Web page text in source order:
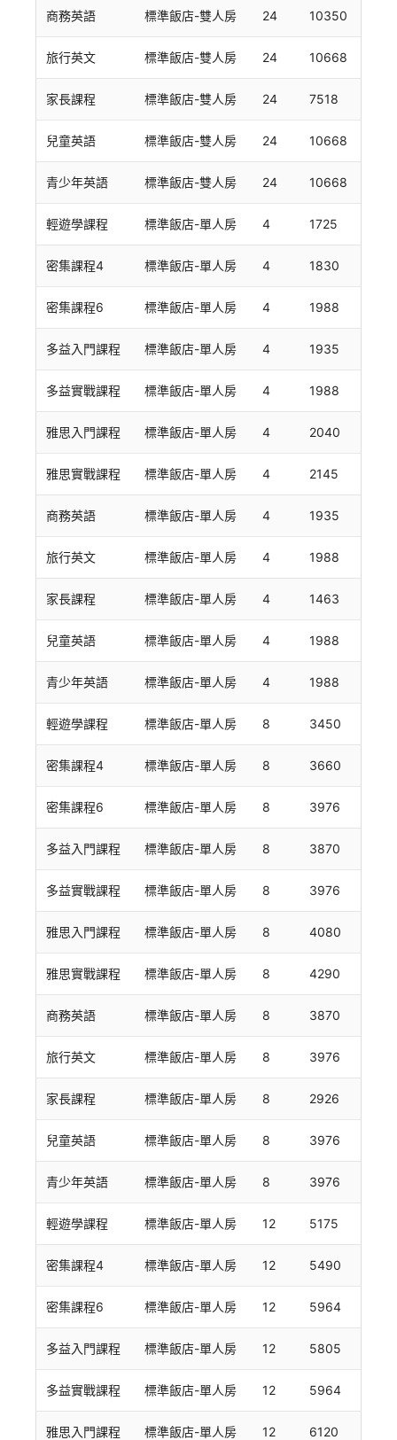
商務英語 標準飯店-雙人房 24 10350
旅行英文 標準飯店-雙人房 24 10668
家長課程 標準飯店-雙人房 24 7518
兒童英語 標準飯店-雙人房 24 10668
青少年英語 標準飯店-雙人房 24 10668
輕遊學課程 標準飯店-單人房 4 1725
密集課程4 標準飯店-單人房 4 1830
密集課程6 標準飯店-單人房 4 1988
多益入門課程 標準飯店-單人房 4 1935
多益實戰課程 標準飯店-單人房 4 1988
雅思入門課程 標準飯店-單人房 4 2040
雅思實戰課程 標準飯店-單人房 4 2145
商務英語 標準飯店-單人房 4 1935
旅行英文 標準飯店-單人房 4 1988
家長課程 標準飯店-單人房 4 1463
兒童英語 標準飯店-單人房 4 1988
青少年英語 標準飯店-單人房 4 1988
輕遊學課程 標準飯店-單人房 8 3450
密集課程4 標準飯店-單人房 8 3660
密集課程6 標準飯店-單人房 8 3976
多益入門課程 標準飯店-單人房 8 3870
多益實戰課程 標準飯店-單人房 8 3976
雅思入門課程 標準飯店-單人房 8 4080
雅思實戰課程 標準飯店-單人房 8 4290
商務英語 標準飯店-單人房 8 3870
旅行英文 標準飯店-單人房 8 3976
家長課程 標準飯店-單人房 8 2926
兒童英語 標準飯店-單人房 8 3976
青少年英語 標準飯店-單人房 8 3976
輕遊學課程 標準飯店-單人房 12 5175
密集課程4 標準飯店-單人房 12 5490
密集課程6 標準飯店-單人房 12 5964
多益入門課程 標準飯店-單人房 12 5805
多益實戰課程 標準飯店-單人房 12 5964
雅思入門課程 標準飯店-單人房 12 6120